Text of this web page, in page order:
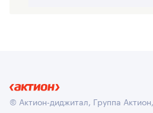
© Актион-диджитал, Группа